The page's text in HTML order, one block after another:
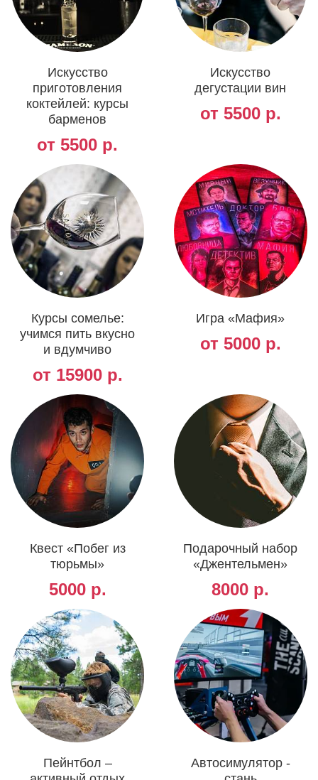
Искусство
приготовления
коктейлей: курсы
барменов
от 5500 р.
Искусство
дегустации вин
от 5500 р.
Курсы сомелье:
учимся пить вкусно
и вдумчиво
от 15900 р.
Игра «Мафия»
от 5000 р.
Квест «Побег из
тюрьмы»
5000 р.
Подарочный набор
«Джентельмен»
8000 р.
Пейнтбол –
Автосимулятор -